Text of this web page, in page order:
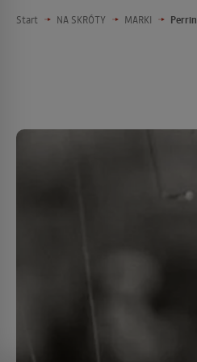
Start NA SKRÓTY MARKI Perrin